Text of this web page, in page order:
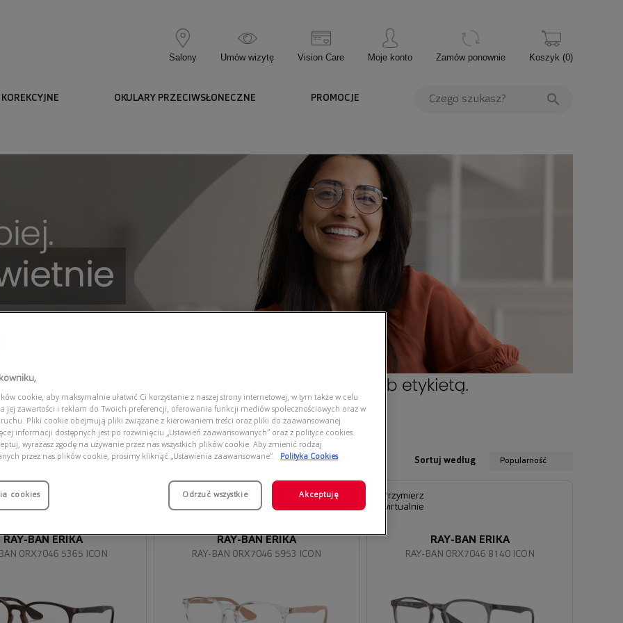
Salony Umów wizytę Vision Care Moje konto Zamów ponownie Koszyk (0)
OKULARY PRZECIWSŁONECZNE PROMOCJE
Sortuj według Popularność
BAN 0RX7046 5365 ICON
RAY-BAN ERIKA
Przymierz
wirtualnie
RAY-BAN 0RX7046 5953 ICON
RAY-BAN ERIKA
Przymierz
wirtualnie
RAY-BAN 0RX7046 8140 ICON
RAY-BAN ERIKA
cookie, aby maksymalnie ułatwić Ci korzystanie z naszej strony internetowej, w tym także w celu
jej zawartości i reklam do Twoich preferencji, oferowania funkcji mediów społecznościowych oraz w
Pliki cookie obejmują pliki związane z kierowaniem treści oraz pliki do zaawansowanej
informacji dostępnych jest po rozwinięciu „Ustawień zaawansowanych” oraz z polityce cookies.
wyrażasz zgodę na używanie przez nas wszystkich plików cookie. Aby zmienić rodzaj
przez nas plików cookie, prosimy kliknąć „Ustawienia zaawansowane”.
Polityka Cookies
cookies Odrzuć wszystkie Akceptuję